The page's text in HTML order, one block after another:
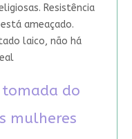
Resistência
ameaçado.
laico, não há
tomada do
mulheres